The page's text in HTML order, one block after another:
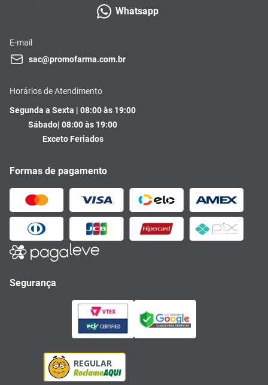
Whatsapp
E-mail
sac@promofarma.com.br
Horários de Atendimento
Segunda a Sexta | 08:00 às 19:00
Sábado| 08:00 às 19:00
Exceto Feriados
Formas de pagamento
Segurança